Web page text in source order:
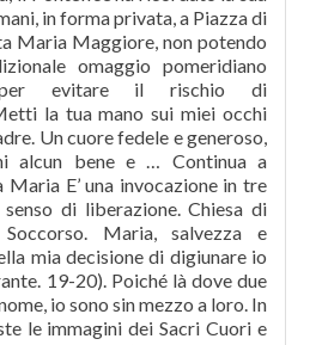
in forma privata, a Piazza di
Maria Maggiore, non potendo
omaggio pomeridiano
"per evitare il rischio di
la tua mano sui miei occhi
Un cuore fedele e generoso,
alcun bene e … Continua a
Maria E’ una invocazione in tre
di liberazione. Chiesa di
Maria, salvezza e
mia decisione di digiunare io
19-20). Poi­ché là dove due
io sono sin mezzo a loro. In
le immagini dei Sacri Cuori e